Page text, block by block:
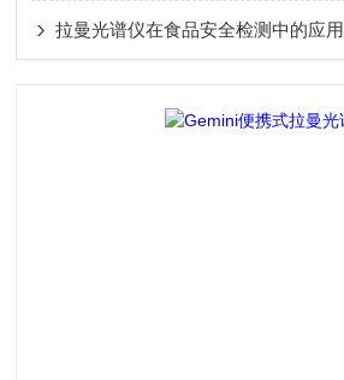
拉曼光谱仪在食品安全检测中的应用